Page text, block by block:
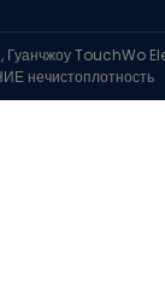
Гуанчжоу TouchWo
нечистоплотность